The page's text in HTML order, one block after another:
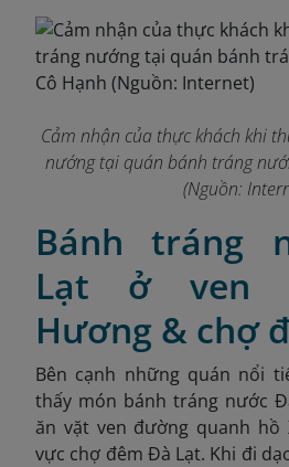
Cảm nhận của thực khách khi
nướng tại quán bánh tráng
(Nguồn:
Bánh tráng
Lạt ở ven
Hương & chợ
Bên cạnh những quán nổi
thấy món bánh tráng nước
ăn vặt ven đường quanh hồ
vực chợ đêm Đà Lạt. Khi đi